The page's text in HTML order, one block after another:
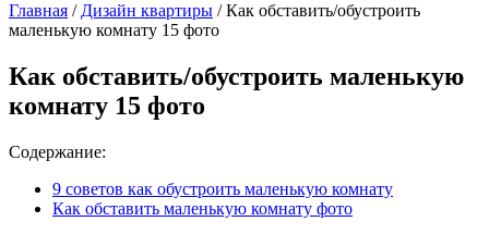
Главная / Дизайн квартиры / Как обставить/обустроить
маленькую комнату 15 фото
Как обставить/обустроить маленькую
комнату 15 фото
Содержание:
9 советов как обустроить маленькую комнату
Как обставить маленькую комнату фото